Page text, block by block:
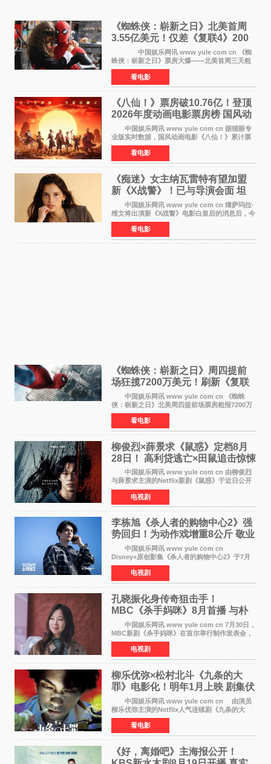
《蜘蛛侠：崭新之日》北美首周
3.55亿美元！仅差《复联4》200
万 影史第二全球开画
中国娱乐网讯 www yule com cn 《蜘
蛛侠：崭新之日》票房大爆——北美首周三天粗
报3 55亿美元，仅比影史最高北美开画《复仇者
联盟4：终局之战》的3 571亿美元少200万出头，
精报调整后仍
看电影
《八仙！》票房破10.76亿！登顶
2026年度动画电影票房榜 国风动
画逆袭暑期档
中国娱乐网讯 www yule com cn 据猫眼专
业版实时数据，国风动画电影《八仙！》累计票
房突破10 76亿元，超过《熊出没·年年有熊》，
暂列2026年度动画影片票房榜冠军。该片自暑期
档登陆院线以
看电影
《痴迷》女主纳瓦雷特有望加盟
新《X战警》！已与导演会面 坦
言“魔形女一直很酷”
中国娱乐网讯 www yule com cn 继萨玛拉·
维文将出演新《X战警》电影白皇后的消息后，今
年暑期档大热恐怖片《痴迷》女主角印达·纳瓦雷
特也有望加盟这部备受瞩目的漫威新作——目前
还处于有
看电影
《蜘蛛侠：崭新之日》周四提前
场狂揽7200万美元！刷新《复联
4》保持影史纪录
中国娱乐网讯 www yule com cn 《蜘蛛
侠：崭新之日》北美周四提前场票房粗报7200万
美元，创下影史单片北美提前场票房新纪录——
此前该纪录由《复仇者联盟4：终局之战》的6000
万美元保持，本
看电影
柳俊烈×薛景求《鼠惑》定档8月
28日！ 高利贷逃亡×田鼠追击惊悚
来袭
中国娱乐网讯 www yule com cn 由柳俊烈
与薛景求主演的Netflix新剧《鼠惑》于近日公开
主海报，正式定档8月28日上线。 海报中，柳
俊烈与薛景求背对背站立，各自朝向相反方向，
幽暗的色调与
电视剧
李栋旭《杀人者的购物中心2》强
势回归！为动作戏增重8公斤 敬业
获赞
中国娱乐网讯 www yule com cn
Disney+原创影集《杀人者的购物中心2》于7月
22日正式上线，由男神李栋旭主演的郑进湾以2 0
完全体强势回归。该剧第一季曾被《纽约时报》
评选为全球最佳影集之一
电视剧
孔晓振化身传奇狙击手！
MBC《杀手妈咪》8月首播 与朴
恩斌展开收视对决
中国娱乐网讯 www yule com cn 7月30日，
MBC新剧《杀手妈咪》在首尔举行制作发表会，
主演孔晓振、郑准元、李相二、无真星、崔宇
成、李银泉等人一同出席，为新剧宣传造势。这
是孔晓振继《毛骨
电视剧
柳乐优弥×松村北斗《九条的大
罪》电影化！明年1月上映 剧集伏
笔将全面揭晓
中国娱乐网讯 www yule com cn 由演员
柳乐优弥主演的Netflix人气连续剧《九条的大
罪》正式宣布改编为电影，将于明年1月8日全国
上映。柳乐优弥与SixTONES松村北斗再度联
手，为观众带来这部
看电影
《好，离婚吧》主海报公开！